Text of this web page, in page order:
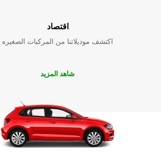
اقتصاد
اكتشف موديلاتنا من المركبات الصغيره
شاهد المزيد